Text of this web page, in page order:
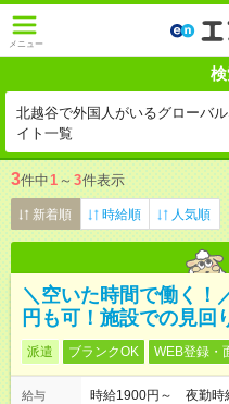
メニュー
北越谷で外国人がいるグローバ
イト一覧
3件中1 ～ 3件表示
新着順 時給順 人気順
＼空いた時間で働く！
円も可！施設での見回
派遣 ブランクOK WEB登録・
給与
時給1900円～ 夜勤時